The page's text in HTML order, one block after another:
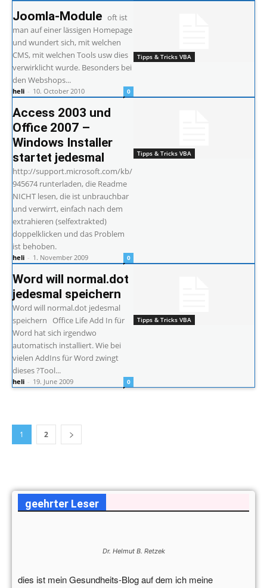
Tipps & Tricks VBA
Joomla-Module oft ist
man auf einer lässigen Homepage
und wundert sich, mit welchen
CMS, mit welchen Tools usw dies
verwirklicht wurde. Besonders bei
den Webshops...
heli - 10. October 2010 0
Tipps & Tricks VBA
Access 2003 und
Office 2007 –
Windows Installer
startet jedesmal
http://support.microsoft.com/kb/
945674 runterladen, die Readme
NICHT lesen, die ist unbrauchbar
und verwirrt, einfach nach dem
extrahieren (selfextrakted)
doppelklicken und das Problem
ist behoben.
heli - 1. November 2009 0
Tipps & Tricks VBA
Word will normal.dot
jedesmal speichern
Word will normal.dot jedesmal
speichern Office Life Add In für
Word hat sich irgendwo
automatisch installiert. Wie bei
vielen AddIns für Word zwingt
dieses ?Tool...
heli - 19. June 2009 0
1 2
geehrter Leser
Dr. Helmut B. Retzek
dies ist mein Gesundheits-Blog auf dem ich meine